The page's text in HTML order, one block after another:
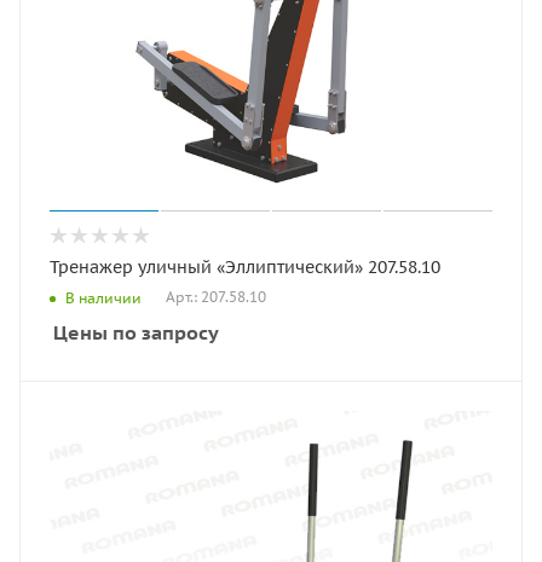
Тренажер уличный «Эллиптический» 207.58.10
В наличии Арт.: 207.58.10
Цены по запросу